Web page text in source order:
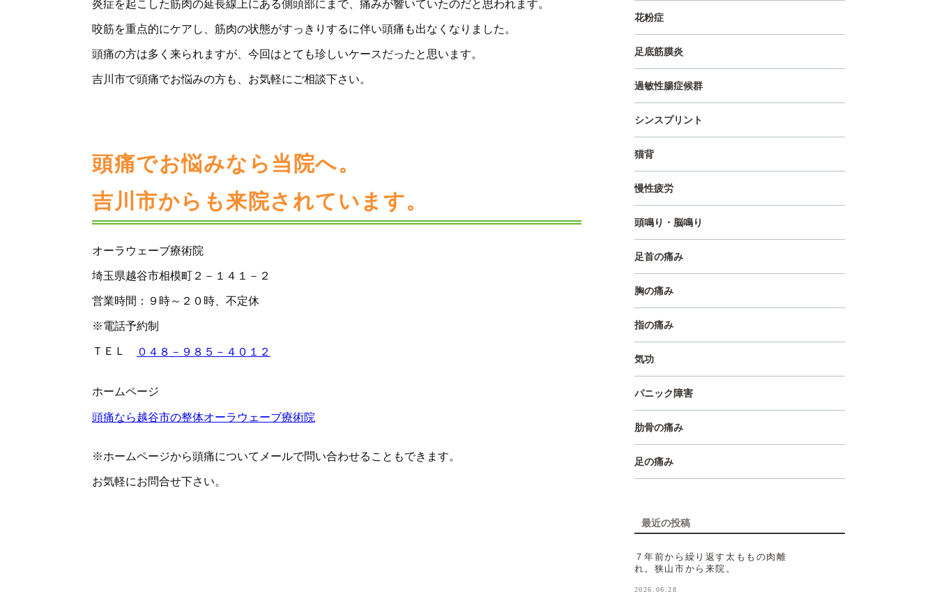
炎症を起こした筋肉の延長線上にある側頭部にまで、痛みが響いていたのだと思われます。
咬筋を重点的にケアし、筋肉の状態がすっきりするに伴い頭痛も出なくなりました。
頭痛の方は多く来られますが、今回はとても珍しいケースだったと思います。
吉川市で頭痛でお悩みの方も、お気軽にご相談下さい。
頭痛でお悩みなら当院へ。
吉川市からも来院されています。
オーラウェーブ療術院
埼玉県越谷市相模町２－１４１－２
営業時間：９時～２０時、不定休
※電話予約制
ＴＥＬ ０４８－９８５－４０１２
ホームページ
頭痛なら越谷市の整体オーラウェーブ療術院
※ホームページから頭痛についてメールで問い合わせることもできます。
お気軽にお問合せ下さい。
花粉症
足底筋膜炎
過敏性腸症候群
シンスプリント
猫背
慢性疲労
頭鳴り・脳鳴り
足首の痛み
胸の痛み
指の痛み
気功
パニック障害
肋骨の痛み
足の痛み
最近の投稿
７年前から繰り返す太ももの肉離
れ。狭山市から来院。
2026.06.28